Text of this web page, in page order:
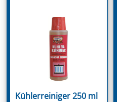
Kühlerreiniger 250 ml